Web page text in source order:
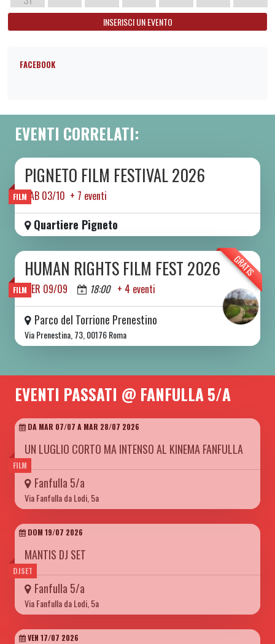
INSERISCI UN EVENTO
FACEBOOK
EVENTI CORRELATI:
FILM
DA SAB 03/10 A SAB 10/10 2026
PIGNETO FILM FESTIVAL 2026
SAB 03/10 + 7 eventi
Quartiere Pigneto
FILM
GRATIS
DA MER 09/09 A DOM 13/09 2026
HUMAN RIGHTS FILM FEST 2026
MER 09/09 18:00 + 4 eventi
Parco del Torrione Prenestino
Via Prenestina, 73, 00176 Roma
EVENTI PASSATI @ FANFULLA 5/A
FILM
DA MAR 07/07 A MAR 28/07 2026
UN LUGLIO CORTO MA INTENSO AL KINEMA FANFULLA
Fanfulla 5/a
Via Fanfulla da Lodi, 5a
DJSET
DOM 19/07 2026
MANTIS DJ SET
Fanfulla 5/a
Via Fanfulla da Lodi, 5a
VEN 17/07 2026